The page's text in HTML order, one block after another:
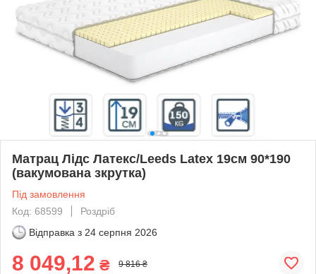
Матрац Лідс Латекс/Leeds Latex 19см 90*190
(вакумована зкрутка)
Під замовлення
Код: 68599
Роздріб
Відправка з 24 серпня 2026
8 049,12 ₴ 9 816 ₴